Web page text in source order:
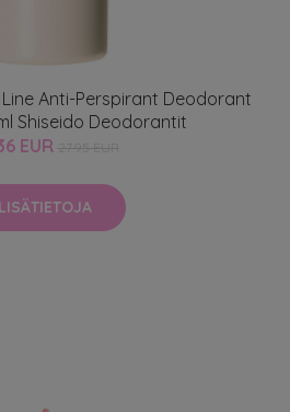
Anti-Perspirant Deodorant
Shiseido Deodorantit
EUR
LISÄTIETOJA